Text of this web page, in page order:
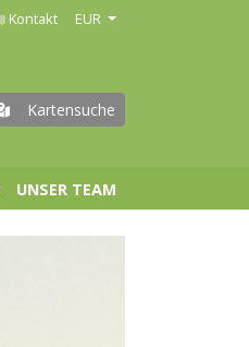
Kontakt EUR
Kartensuche
UNSER TEAM